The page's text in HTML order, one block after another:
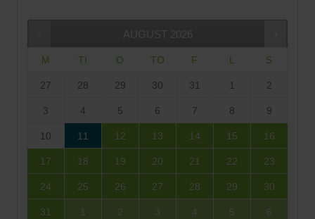
AUGUST 2026
M TI O TO F L S
27 28 29 30 31 1 2
3 4 5 6 7 8 9
10 11 12 13 14 15 16
17 18 19 20 21 22 23
24 25 26 27 28 29 30
31 1 2 3 4 5 6